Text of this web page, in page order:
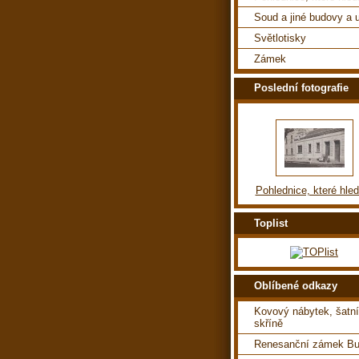
Soud a jiné budovy a
Světlotisky
Zámek
Poslední fotografie
Pohlednice, které
Toplist
Oblíbené odkazy
Kovový nábytek, šatní
skříně
Renesanční zámek